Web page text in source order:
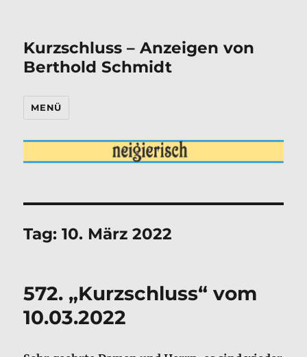
Kurzschluss – Anzeigen von
Berthold Schmidt
MENÜ
Tag:10. März 2022
572. „Kurzschluss“ vom
10.03.2022